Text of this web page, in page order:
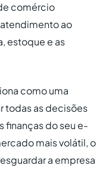
comércio
ao
estoque e as
como uma
todas as decisões
finanças do seu e-
mais volátil, o
a empresa